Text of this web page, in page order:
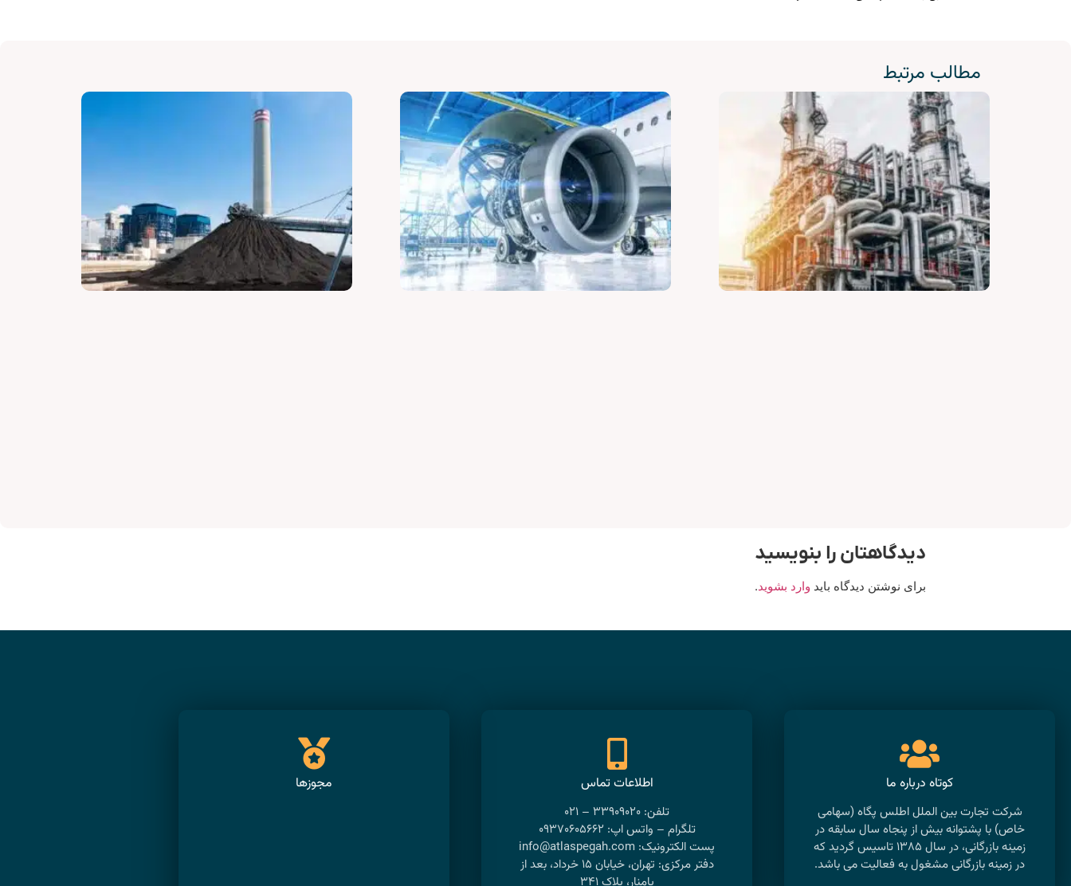
مطالب مرتبط
سازه های متخلخل فلزی جهت بستر
کاتالیست
لوازم فیلتر سیال هیدرولیک
دیدگاهتان را بنویسید
برای نوشتن دیدگاه باید وارد بشوید.
کوتاه درباره ما
شرکت تجارت بین الملل اطلس پگاه (سهامی
خاص) با پشتوانه بیش از پنجاه سال سابقه در
زمینه بازرگانی، در سال ۱۳۸۵ تاسیس گردید که
در زمینه بازرگانی مشغول به فعالیت می باشد.
اطلاعات تماس
تلفن: ۳۳۹۰۹۰۲۰ – ۰۲۱
تلگرام – واتس اپ: ۰۹۳۷۰۶۰۵۶۶۲
پست الکترونیک: info@atlaspegah.com
دفتر مرکزی: تهران، خیابان ۱۵ خرداد، بعد از
مجوزها